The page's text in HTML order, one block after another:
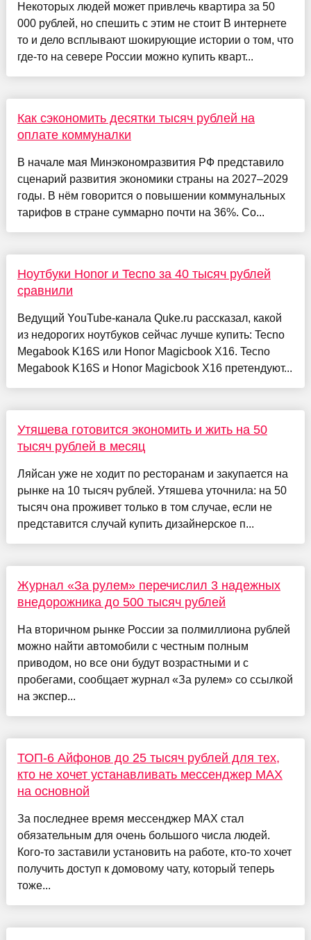
Некоторых людей может привлечь квартира за 50
000 рублей, но спешить с этим не стоит В интернете
то и дело всплывают шокирующие истории о том, что
где-то на севере России можно купить кварт...
Как сэкономить десятки тысяч рублей на
оплате коммуналки
В начале мая Минэкономразвития РФ представило
сценарий развития экономики страны на 2027–2029
годы. В нём говорится о повышении коммунальных
тарифов в стране суммарно почти на 36%. Со...
Ноутбуки Honor и Tecno за 40 тысяч рублей
сравнили
Ведущий YouTube-канала Quke.ru рассказал, какой
из недорогих ноутбуков сейчас лучше купить: Tecno
Megabook K16S или Honor Magicbook X16. Tecno
Megabook K16S и Honor Magicbook X16 претендуют...
Утяшева готовится экономить и жить на 50
тысяч рублей в месяц
Ляйсан уже не ходит по ресторанам и закупается на
рынке на 10 тысяч рублей. Утяшева уточнила: на 50
тысяч она проживет только в том случае, если не
представится случай купить дизайнерское п...
Журнал «За рулем» перечислил 3 надежных
внедорожника до 500 тысяч рублей
На вторичном рынке России за полмиллиона рублей
можно найти автомобили с честным полным
приводом, но все они будут возрастными и с
пробегами, сообщает журнал «За рулем» со ссылкой
на экспер...
ТОП-6 Айфонов до 25 тысяч рублей для тех,
кто не хочет устанавливать мессенджер MAX
на основной
За последнее время мессенджер MAX стал
обязательным для очень большого числа людей.
Кого-то заставили установить на работе, кто-то хочет
получить доступ к домовому чату, который теперь
тоже...